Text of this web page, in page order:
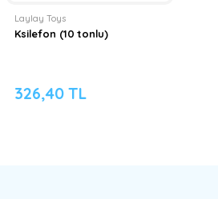
Laylay Toys
Ksilefon (10 tonlu)
326,40 TL